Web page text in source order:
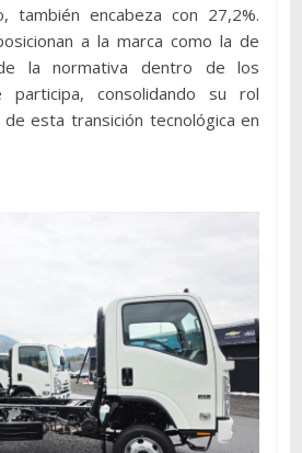
también encabeza con 27,2%.
a la marca como la de
la normativa dentro de los
participa, consolidando su rol
esta transición tecnológica en